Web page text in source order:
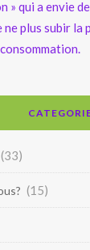
» qui a envie
ne plus subir la
(33)
(15)